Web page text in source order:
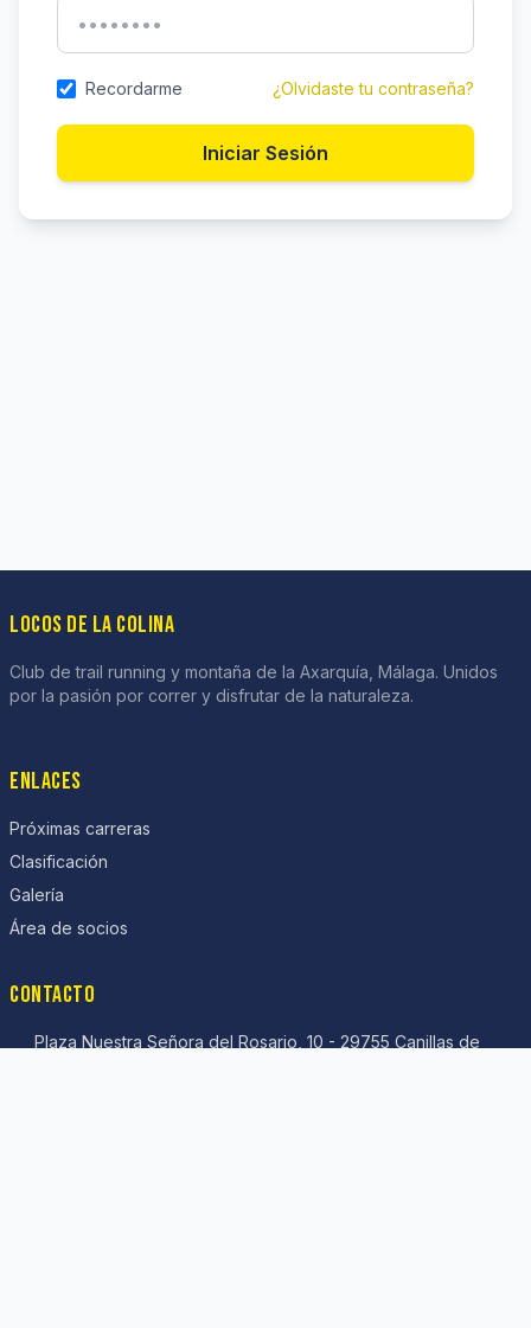
Recordarme ¿Olvidaste tu contraseña?
Iniciar Sesión
LOCOS DE LA COLINA
Club de trail running y montaña de la Axarquía, Málaga. Unidos
por la pasión por correr y disfrutar de la naturaleza.
ENLACES
Próximas carreras
Clasificación
Galería
Área de socios
CONTACTO
Plaza Nuestra Señora del Rosario, 10 - 29755 Canillas de